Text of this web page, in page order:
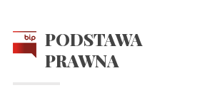
PODSTAWA
PRAWNA